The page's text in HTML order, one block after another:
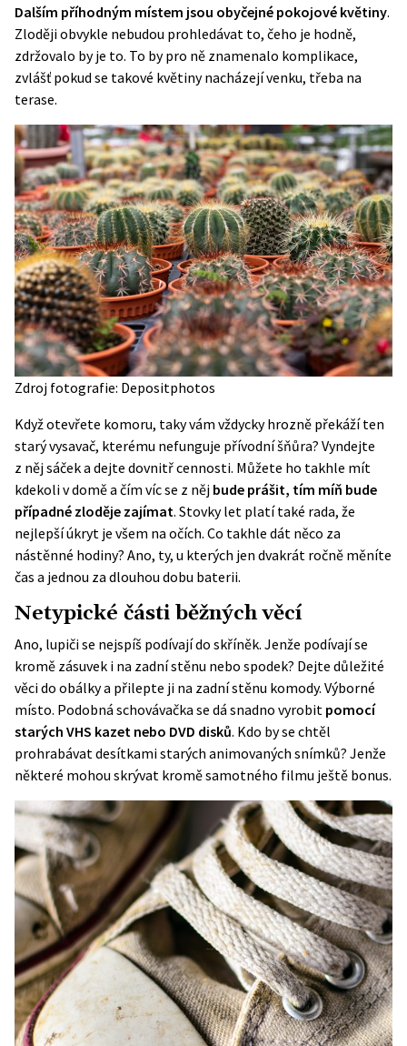
Dalším příhodným místem jsou obyčejné pokojové květiny.
Zloději obvykle nebudou prohledávat to, čeho je hodně,
zdržovalo by je to. To by pro ně znamenalo komplikace,
zvlášť pokud se takové květiny nacházejí venku, třeba na
terase.
Zdroj fotografie: Depositphotos
Když otevřete komoru, taky vám vždycky hrozně překáží ten
starý vysavač, kterému nefunguje přívodní šňůra? Vyndejte
z něj sáček a dejte dovnitř cennosti. Můžete ho takhle mít
kdekoli v domě a čím víc se z něj bude prášit, tím míň bude
případné zloděje zajímat. Stovky let platí také rada, že
nejlepší úkryt je všem na očích. Co takhle dát něco za
nástěnné hodiny? Ano, ty, u kterých jen dvakrát ročně měníte
čas a jednou za dlouhou dobu baterii.
Netypické části běžných věcí
Ano, lupiči se nejspíš podívají do skříněk. Jenže podívají se
kromě zásuvek i na zadní stěnu nebo spodek? Dejte důležité
věci do obálky a přilepte ji na zadní stěnu komody. Výborné
místo. Podobná schovávačka se dá snadno vyrobit pomocí
starých VHS kazet nebo DVD disků. Kdo by se chtěl
prohrabávat desítkami starých animovaných snímků? Jenže
některé mohou skrývat kromě samotného filmu ještě bonus.